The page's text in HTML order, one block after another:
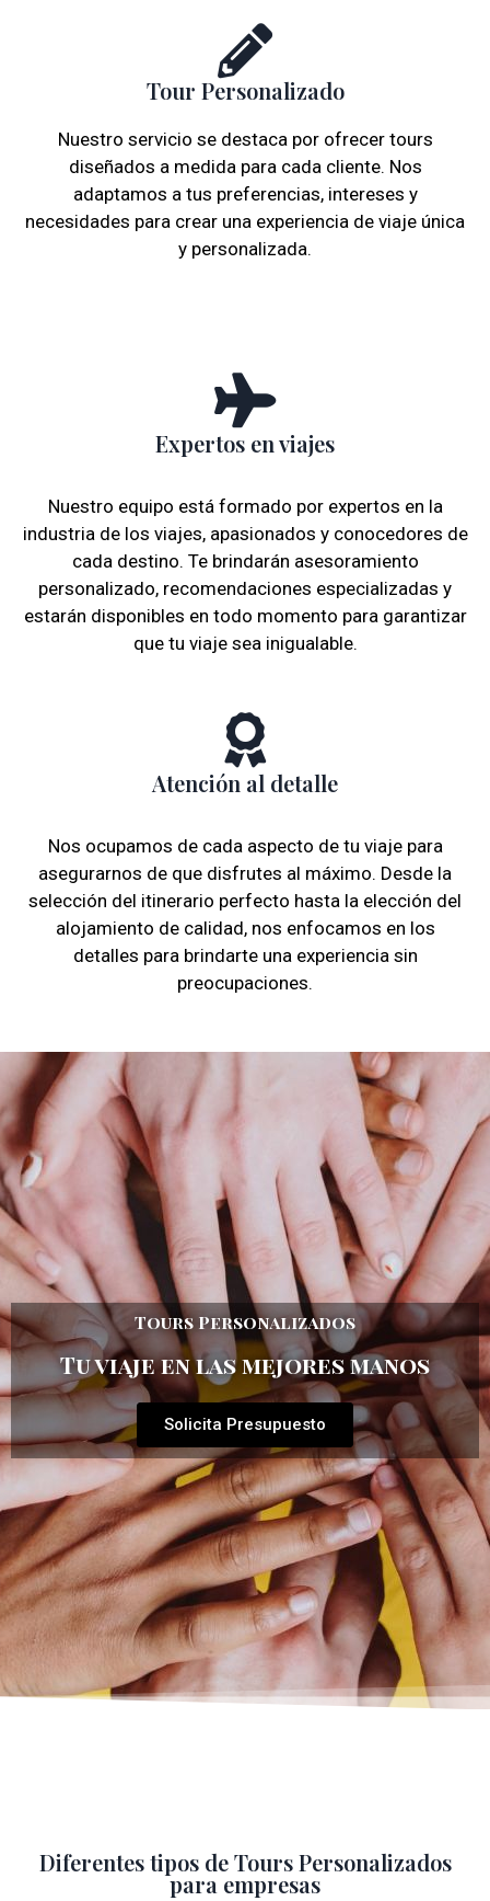
Tour Personalizado
Nuestro servicio se destaca por ofrecer tours
diseñados a medida para cada cliente. Nos
adaptamos a tus preferencias, intereses y
necesidades para crear una experiencia de viaje única
y personalizada.
Expertos en viajes
Nuestro equipo está formado por expertos en la
industria de los viajes, apasionados y conocedores de
cada destino. Te brindarán asesoramiento
personalizado, recomendaciones especializadas y
estarán disponibles en todo momento para garantizar
que tu viaje sea inigualable.
Atención al detalle
Nos ocupamos de cada aspecto de tu viaje para
asegurarnos de que disfrutes al máximo. Desde la
selección del itinerario perfecto hasta la elección del
alojamiento de calidad, nos enfocamos en los
detalles para brindarte una experiencia sin
preocupaciones.
Tours Personalizados
Tu viaje en las mejores manos
Solicita Presupuesto
Diferentes tipos de Tours Personalizados
para empresas